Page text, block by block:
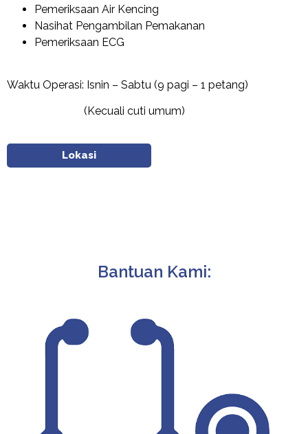
Pemeriksaan Air Kencing
Nasihat Pengambilan Pemakanan
Pemeriksaan ECG
Waktu Operasi: Isnin – Sabtu (9 pagi – 1 petang)
(Kecuali cuti umum)
Lokasi
Bantuan Kami: